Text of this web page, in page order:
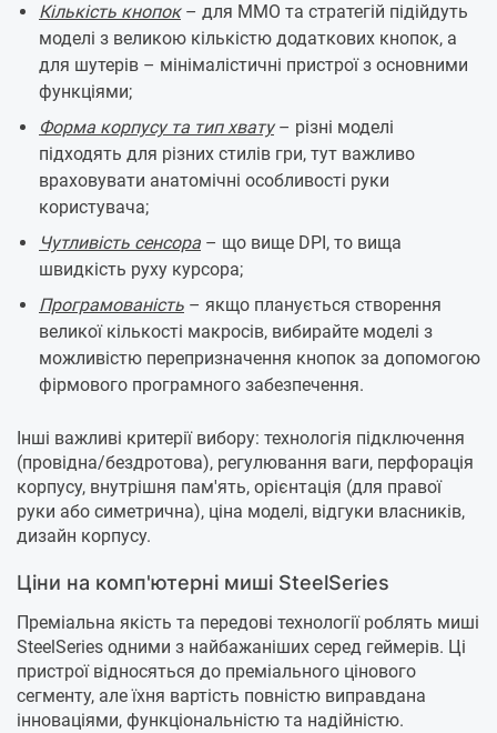
Кількість кнопок– для ММО та стратегій підійдуть
моделі з великою кількістю додаткових кнопок, а
для шутерів – мінімалістичні пристрої з основними
функціями;
Форма корпусу та тип хвату– різні моделі
підходять для різних стилів гри, тут важливо
враховувати анатомічні особливості руки
користувача;
Чутливість сенсора – що вище DPI, то вища
швидкість руху курсора;
Програмованість – якщо планується створення
великої кількості макросів, вибирайте моделі з
можливістю перепризначення кнопок за допомогою
фірмового програмного забезпечення.
Інші важливі критерії вибору: технологія підключення
(провідна/бездротова), регулювання ваги, перфорація
корпусу, внутрішня пам'ять, орієнтація (для правої
руки або симетрична), ціна моделі, відгуки власників,
дизайн корпусу.
Ціни на комп'ютерні миші SteelSeries
Преміальна якість та передові технології роблять миші
SteelSeries одними з найбажаніших серед геймерів. Ці
пристрої відносяться до преміального цінового
сегменту, але їхня вартість повністю виправдана
інноваціями, функціональністю та надійністю.